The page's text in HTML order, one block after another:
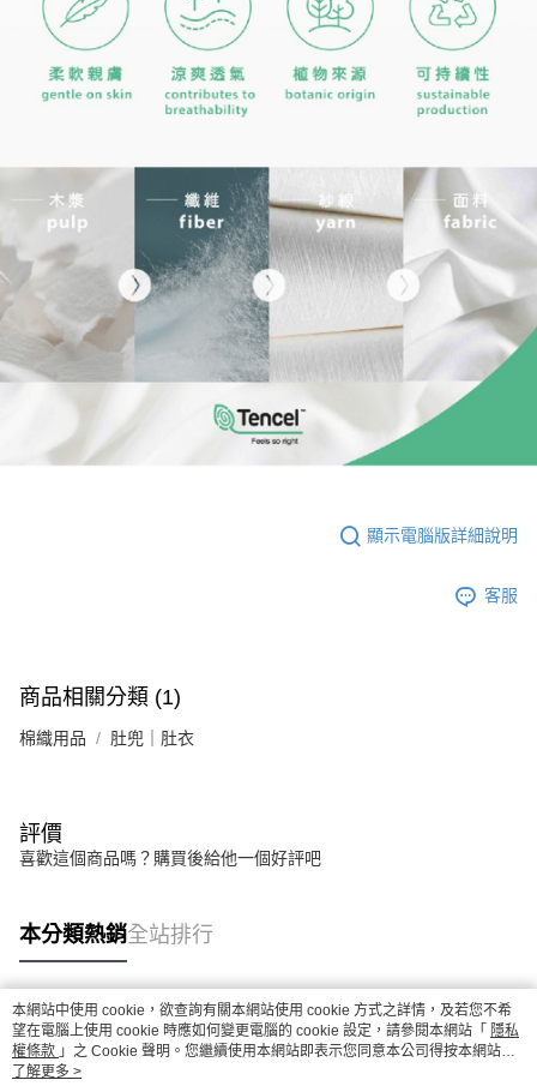
顯示電腦版詳細說明
客服
商品相關分類 (1)
棉織用品 肚兜｜肚衣
評價
喜歡這個商品嗎？購買後給他一個好評吧
本分類熱銷全站排行
熱門標籤
本網站中使用 cookie，欲查詢有關本網站使用 cookie 方式之詳情，及若您不希
望在電腦上使用 cookie 時應如何變更電腦的 cookie 設定，請參閱本網站「 隱私
權條款 」之 Cookie 聲明。您繼續使用本網站即表示您同意本公司得按本網站使
用條款之 Cookie 聲明使用 cookie。
了解更多 >